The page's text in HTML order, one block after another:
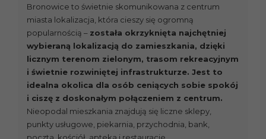
Bronowice to świetnie skomunikowana z centrum
miasta lokalizacja, która cieszy się ogromną
popularnością – została okrzyknięta najchętniej
wybieraną lokalizacją do zamieszkania, dzięki
licznym terenom zielonym, trasom rekreacyjnym
i świetnie rozwiniętej infrastrukturze. Jest to
idealna okolica dla osób ceniących sobie spokój
i ciszę z doskonałym połączeniem z centrum.
Nieopodal mieszkania znajdują się liczne sklepy,
punkty usługowe, piekarnia, przychodnia, bank,